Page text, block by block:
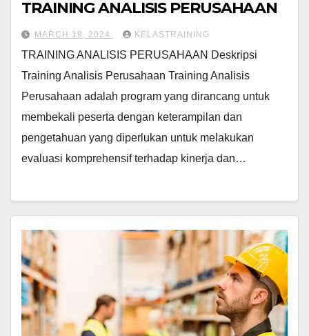
TRAINING ANALISIS PERUSAHAAN
MARCH 19, 2024 KELASTRAINING
TRAINING ANALISIS PERUSAHAAN Deskripsi
Training Analisis Perusahaan Training Analisis
Perusahaan adalah program yang dirancang untuk
membekali peserta dengan keterampilan dan
pengetahuan yang diperlukan untuk melakukan
evaluasi komprehensif terhadap kinerja dan…